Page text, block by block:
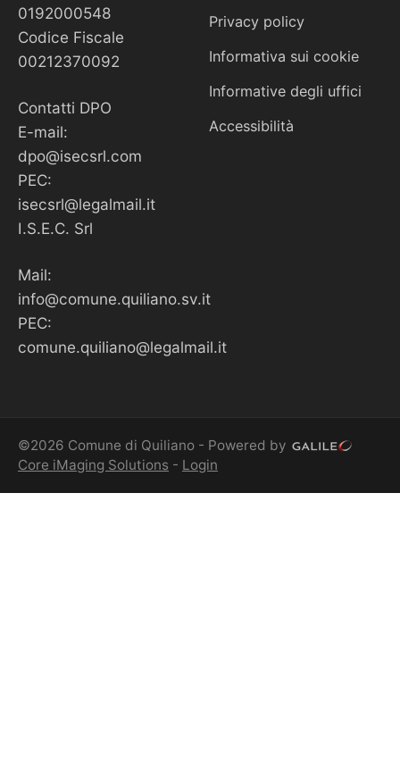
0192000548
Codice Fiscale
00212370092
Contatti DPO
E-mail:
dpo@isecsrl.com
PEC:
isecsrl@legalmail.it
I.S.E.C. Srl
Mail:
info@comune.quiliano.sv.it
PEC:
comune.quiliano@legalmail.it
Privacy policy
Informativa sui cookie
Informative degli uffici
Accessibilità
©2026 Comune di Quiliano - Powered by
Core iMaging Solutions - Login